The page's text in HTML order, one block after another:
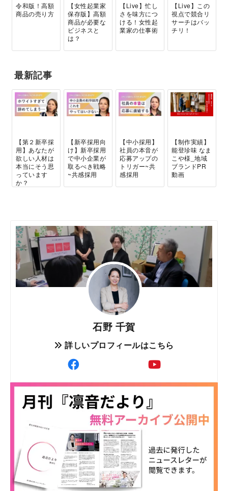
令和版！高額
商品の売り方
【女性起業家
保存版】高額
商品が必要な
ビジネスと
は？
【Live】忙し
さを味方につ
ける！女性起
業家の仕事術
【Live】この
視点で競合リ
サーチはバッ
チリ！
最新記事
【第２新卒採
用】あなたが
欲しい人材は
本当にそう思
っています
か？
【新卒採用向
け】新卒採用
で中小企業が
取るべき戦略
~共感採用
【中小採用】
社員の本音が
応募アップの
トリガー~共
感採用
【制作実績】
能登珍味 なま
こや様_地域
ブランドPR
動画
石野 千賀
詳しいプロフィールはこちら